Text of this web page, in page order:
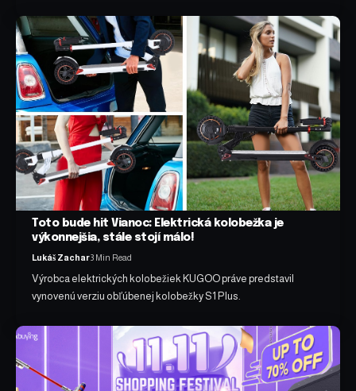
Toto bude hit Vianoc: Elektrická kolobežka je
výkonnejšia, stále stojí málo!
Lukáš Zachar3 Min Read
Výrobca elektrických kolobežiek KUGOO práve predstavil
vynovenú verziu obľúbenej kolobežky S1 Plus.